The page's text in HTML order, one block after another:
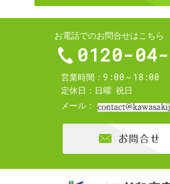
お電話でのお問合せはこちら
0120-
営業時間 9:00～18:00
定休日 日曜 祝日
メール